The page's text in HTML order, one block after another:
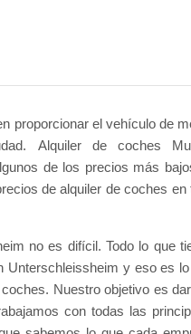
proporcionar el vehículo de
Alquiler de coches
de los precios más
de alquiler de coches en
no es difícil. Todo lo que
Unterschleissheim y eso es
Nuestro objetivo es
con todas las